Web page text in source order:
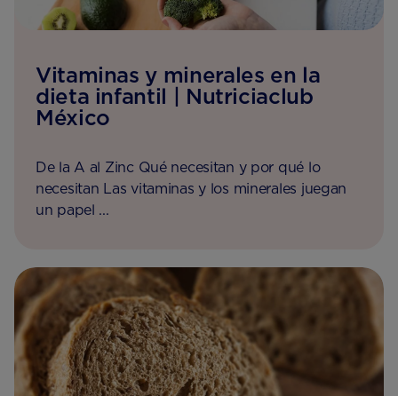
Vitaminas y minerales en la
dieta infantil | Nutriciaclub
México
De la A al Zinc Qué necesitan y por qué lo
necesitan Las vitaminas y los minerales juegan
un papel ...